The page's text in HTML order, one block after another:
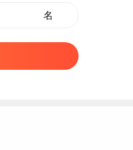
武汉
武汉
名